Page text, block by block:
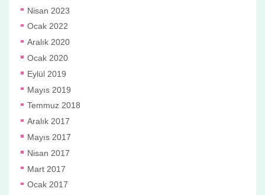
Nisan 2023
Ocak 2022
Aralık 2020
Ocak 2020
Eylül 2019
Mayıs 2019
Temmuz 2018
Aralık 2017
Mayıs 2017
Nisan 2017
Mart 2017
Ocak 2017